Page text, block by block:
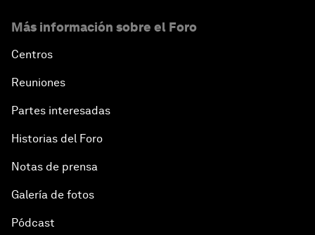
Más información sobre el Foro
Centros
Reuniones
Partes interesadas
Historias del Foro
Notas de prensa
Galería de fotos
Pódcast